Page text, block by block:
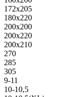
172х205
180х220
200х200
200х220
200х210
270
285
305
9-11
10-10,5